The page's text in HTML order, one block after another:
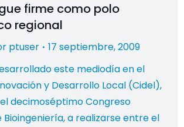
firme como polo
regional
ptuser
17 septiembre, 2009
este mediodía en el
y Desarrollo Local (Cidel),
decimoséptimo Congreso
a realizarse entre el